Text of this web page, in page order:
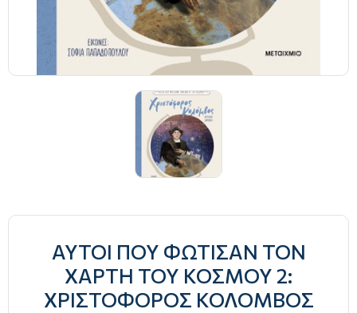
ΑΥΤΟΙ ΠΟΥ ΦΩΤΙΣΑΝ ΤΟΝ
ΧΑΡΤΗ ΤΟΥ ΚΟΣΜΟΥ 2:
ΧΡΙΣΤΟΦΟΡΟΣ ΚΟΛΟΜΒΟΣ